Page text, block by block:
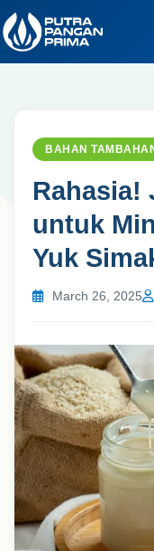
to
content
BAHAN
Rahasia!
untuk
Yuk
March 26, 2025